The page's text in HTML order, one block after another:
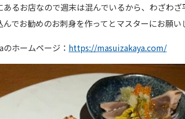
あるお店なので週末は混んでいるから、わざわ
でお勧めのお刺身を作ってとマスターにお願
のホームページ： https://masuizakaya.com/